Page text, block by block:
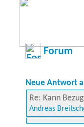
Forum
Neue Antwort
Re: Kann
Andreas